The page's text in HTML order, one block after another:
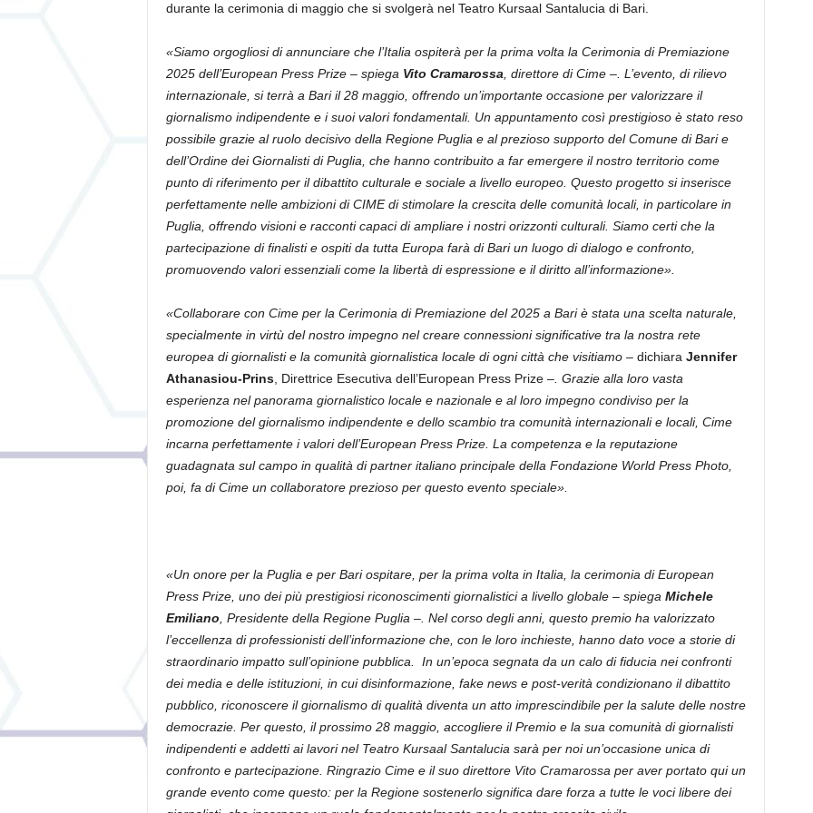
durante la cerimonia di maggio che si svolgerà nel Teatro Kursaal Santalucia di Bari.
«Siamo orgogliosi di annunciare che l’Italia ospiterà per la prima volta la Cerimonia di Premiazione
2025 dell’European Press Prize – spiega Vito Cramarossa , direttore di Cime –. L’evento, di rilievo
internazionale, si terrà a Bari il 28 maggio, offrendo un’importante occasione per valorizzare il
giornalismo indipendente e i suoi valori fondamentali. Un appuntamento così prestigioso è stato reso
possibile grazie al ruolo decisivo della Regione Puglia e al prezioso supporto del Comune di Bari e
dell’Ordine dei Giornalisti di Puglia, che hanno contribuito a far emergere il nostro territorio come
punto di riferimento per il dibattito culturale e sociale a livello europeo. Questo progetto si inserisce
perfettamente nelle ambizioni di CIME di stimolare la crescita delle comunità locali, in particolare in
Puglia, offrendo visioni e racconti capaci di ampliare i nostri orizzonti culturali. Siamo certi che la
partecipazione di finalisti e ospiti da tutta Europa farà di Bari un luogo di dialogo e confronto,
promuovendo valori essenziali come la libertà di espressione e il diritto all’informazione».
«Collaborare con Cime per la Cerimonia di Premiazione del 2025 a Bari è stata una scelta naturale,
specialmente in virtù del nostro impegno nel creare connessioni significative tra la nostra rete
europea di giornalisti e la comunità giornalistica locale di ogni città che visitiamo – dichiara Jennifer
Athanasiou-Prins, Direttrice Esecutiva dell’European Press Prize –. Grazie alla loro vasta
esperienza nel panorama giornalistico locale e nazionale e al loro impegno condiviso per la
promozione del giornalismo indipendente e dello scambio tra comunità internazionali e locali, Cime
incarna perfettamente i valori dell’European Press Prize. La competenza e la reputazione
guadagnata sul campo in qualità di partner italiano principale della Fondazione World Press Photo,
poi, fa di Cime un collaboratore prezioso per questo evento speciale».
«Un onore per la Puglia e per Bari ospitare, per la prima volta in Italia, la cerimonia di European
Press Prize, uno dei più prestigiosi riconoscimenti giornalistici a livello globale – spiega Michele
Emiliano , Presidente della Regione Puglia –. Nel corso degli anni, questo premio ha valorizzato
l’eccellenza di professionisti dell’informazione che, con le loro inchieste, hanno dato voce a storie di
straordinario impatto sull’opinione pubblica. In un’epoca segnata da un calo di fiducia nei confronti
dei media e delle istituzioni, in cui disinformazione, fake news e post-verità condizionano il dibattito
pubblico, riconoscere il giornalismo di qualità diventa un atto imprescindibile per la salute delle nostre
democrazie. Per questo, il prossimo 28 maggio, accogliere il Premio e la sua comunità di giornalisti
indipendenti e addetti ai lavori nel Teatro Kursaal Santalucia sarà per noi un’occasione unica di
confronto e partecipazione. Ringrazio Cime e il suo direttore Vito Cramarossa per aver portato qui un
grande evento come questo: per la Regione sostenerlo significa dare forza a tutte le voci libere dei